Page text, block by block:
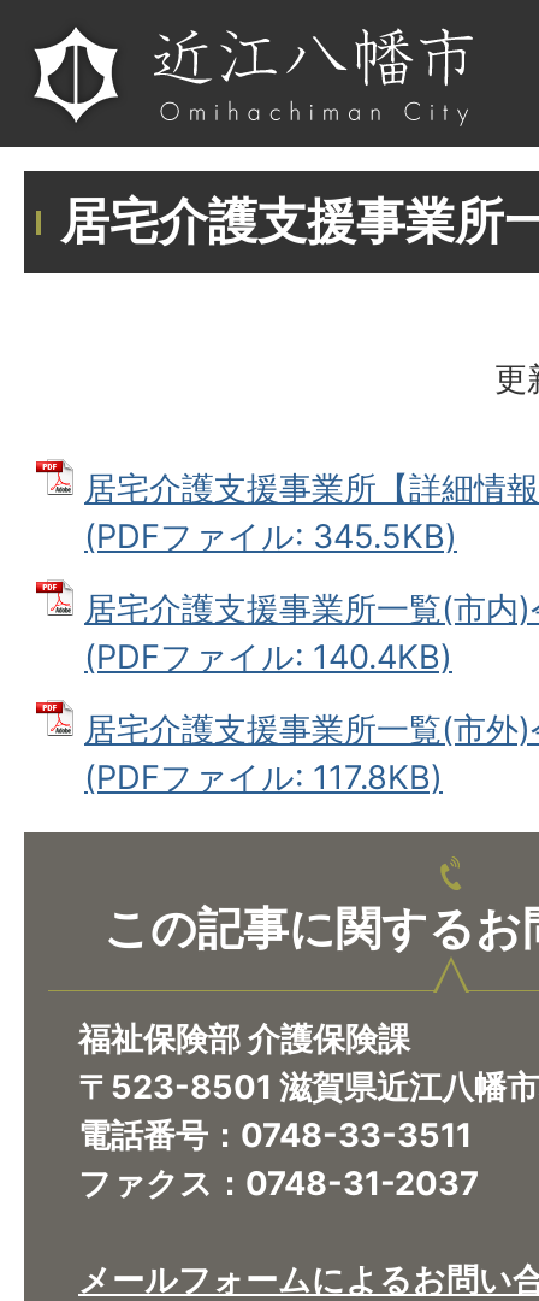
居宅介護支援事業所
更
居宅介護支援事業所【詳細情
(PDFファイル: 345.5KB)
居宅介護支援事業所一覧(市内
(PDFファイル: 140.4KB)
居宅介護支援事業所一覧(市外
(PDFファイル: 117.8KB)
この記事に関するお
福祉保険部 介護保険課
〒523-8501 滋賀県近江八幡
電話番号：0748-33-3511
ファクス：0748-31-2037
メールフォームによるお問い